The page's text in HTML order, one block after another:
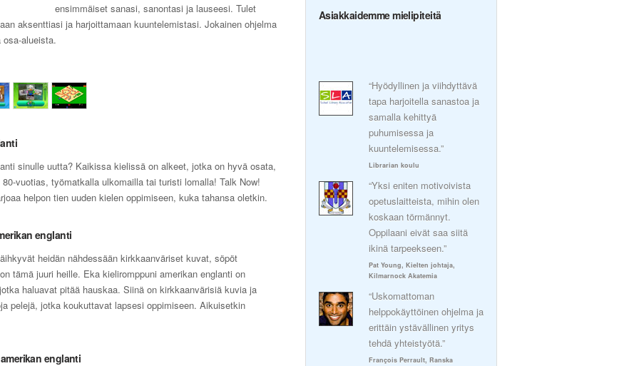
ensimmäiset sanasi, sanontasi ja lauseesi. Tulet
aksenttiasi ja harjoittamaan kuuntelemistasi. Jokainen ohjelma
alueista.
sinulle uutta? Kaikissa kielissä on alkeet, jotka on hyvä osata,
vuotias, työmatkalla ulkomailla tai turisti lomalla! Talk Now!
helpon tien uuden kielen oppimiseen, kuka tahansa oletkin.
englanti
heidän nähdessään kirkkaanväriset kuvat, söpöt
tämä juuri heille. Eka kieliromppuni amerikan englanti on
haluavat pitää hauskaa. Siinä on kirkkaanvärisiä kuvia ja
pelejä, jotka koukuttavat lapsesi oppimiseen. Aikuisetkin
englanti
Asiakkaidemme mielipiteitä
“Hyödyllinen ja viihdyttävä
tapa harjoitella sanastoa ja
samalla kehittyä
puhumisessa ja
kuuntelemisessa.”
Librarian koulu
“Yksi eniten motivoivista
opetuslaitteista, mihin olen
koskaan törmännyt.
Oppilaani eivät saa siitä
ikinä tarpeekseen.”
Pat Young, Kielten johtaja,
Kilmarnock Akatemia
“Uskomattoman
helppokäyttöinen ohjelma ja
erittäin ystävällinen yritys
tehdä yhteistyötä.”
François Perrault, Ranska